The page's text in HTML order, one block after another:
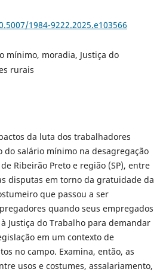
1984-9222.2025.e103566
mínimo, moradia, Justiça do
rurais
da luta dos trabalhadores
do salário mínimo na desagregação
Ribeirão Preto e região (SP), entre
disputas em torno da gratuidade da
que passou a ser
quando seus empregados
Justiça do Trabalho para demandar
em um contexto de
no campo. Examina, então, as
usos e costumes, assalariamento,